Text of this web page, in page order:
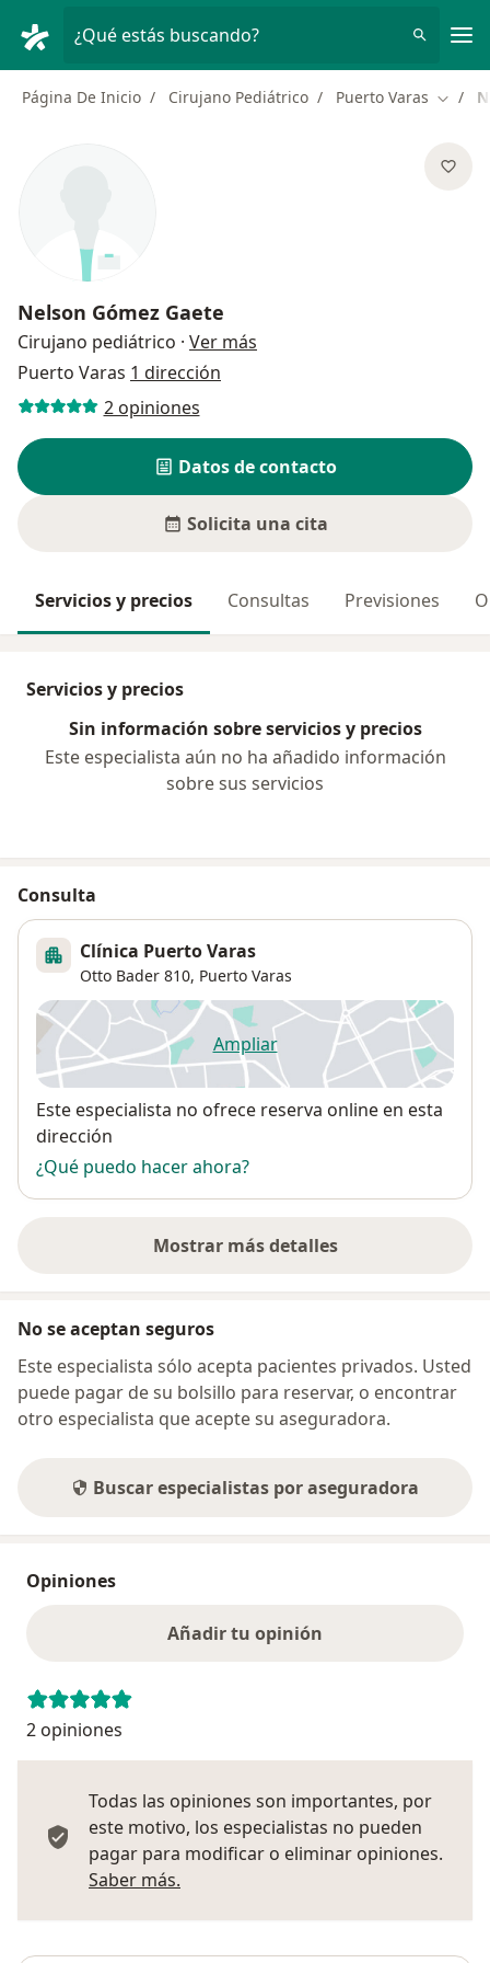
¿Qué estás buscando?
Página De Inicio Cirujano Pediátrico Puerto Varas
Nelson Gómez Gaete
Cirujano pediátrico · Ver más
Puerto Varas 1 dirección
2 opiniones
Datos de contacto
Solicita una cita
Servicios y precios Consultas Previsiones
Servicios y precios
Sin información sobre servicios y precios
Este especialista aún no ha añadido información
sobre sus servicios
Consulta
Clínica Puerto Varas
Otto Bader 810, Puerto Varas
Ampliarse abre en una nueva
Disponibilidad
Este especialista no ofrece reserva online en esta
dirección
¿Qué puedo hacer ahora?
Mostrar más detalles
sobre la dirección
No se aceptan seguros
Este especialista sólo acepta pacientes privados. Usted
puede pagar de su bolsillo para reservar, o encontrar
otro especialista que acepte su aseguradora.
Buscar especialistas por aseguradora
Opiniones
Añadir tu opinión
2 opiniones
Todas las opiniones son importantes, por
este motivo, los especialistas no pueden
pagar para modificar o eliminar opiniones.
Saber más.